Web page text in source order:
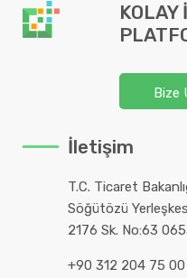
KOLAY
Bize
İletişim
T.C. Ticaret
Söğütözü
2176 Sk. No:63
+90 312 204 75 00